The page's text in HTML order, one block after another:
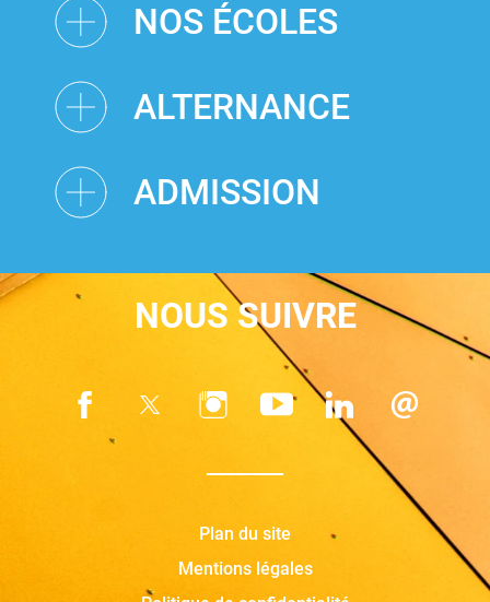
NOS ÉCOLES
ALTERNANCE
ADMISSION
NOUS SUIVRE
Plan du site
Mentions légales